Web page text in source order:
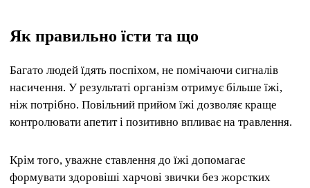
Як правильно їсти та що
Багато людей їдять поспіхом, не помічаючи сигналів
насичення. У результаті організм отримує більше їжі,
ніж потрібно. Повільний прийом їжі дозволяє краще
контролювати апетит і позитивно впливає на травлення.
Крім того, уважне ставлення до їжі допомагає
формувати здоровіші харчові звички без жорстких